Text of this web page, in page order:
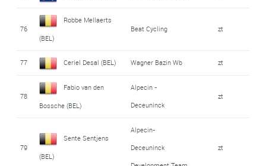
76
Robbe Mellaerts
(BEL)
Beat Cycling zt
77 Ceriel Desal (BEL) Wagner Bazin Wb zt
78
Fabio van den
Bossche (BEL)
Alpecin -
Deceuninck
zt
79
Sente Sentjens
(BEL)
Alpecin-
Deceuninck
zt